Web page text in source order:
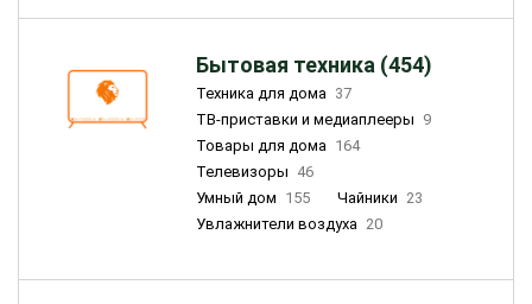
Бытовая техника (454)
Техника для дома 37
ТВ-приставки и медиаплееры 9
Товары для дома 164
Телевизоры 46
Умный дом 155 Чайники 23
Увлажнители воздуха 20